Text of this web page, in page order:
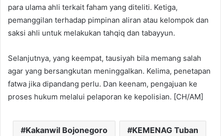
para ulama ahli terkait faham yang diteliti. Ketiga,
pemanggilan terhadap pimpinan aliran atau kelompok dan
saksi ahli untuk melakukan tahqiq dan tabayyun.
Selanjutnya, yang keempat, tausiyah bila memang salah
agar yang bersangkutan meninggalkan. Kelima, penetapan
fatwa jika dipandang perlu. Dan keenam, pengajuan ke
proses hukum melalui pelaporan ke kepolisian. [CH/AM]
Kakanwil Bojonegoro KEMENAG Tuban